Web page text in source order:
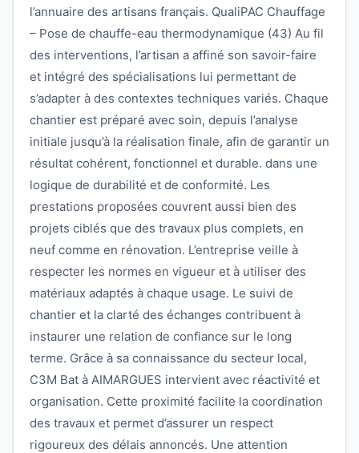
l’annuaire des artisans français. QualiPAC Chauffage
– Pose de chauffe-eau thermodynamique (43) Au fil
des interventions, l’artisan a affiné son savoir-faire
et intégré des spécialisations lui permettant de
s’adapter à des contextes techniques variés. Chaque
chantier est préparé avec soin, depuis l’analyse
initiale jusqu’à la réalisation finale, afin de garantir un
résultat cohérent, fonctionnel et durable. dans une
logique de durabilité et de conformité. Les
prestations proposées couvrent aussi bien des
projets ciblés que des travaux plus complets, en
neuf comme en rénovation. L’entreprise veille à
respecter les normes en vigueur et à utiliser des
matériaux adaptés à chaque usage. Le suivi de
chantier et la clarté des échanges contribuent à
instaurer une relation de confiance sur le long
terme. Grâce à sa connaissance du secteur local,
C3M Bat à AIMARGUES intervient avec réactivité et
organisation. Cette proximité facilite la coordination
des travaux et permet d’assurer un respect
rigoureux des délais annoncés. Une attention